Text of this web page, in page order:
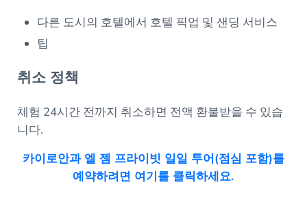
다른 도시의 호텔에서 호텔 픽업 및 샌딩 서비스
팁
취소 정책
체험 24시간 전까지 취소하면 전액 환불받을 수 있습
니다.
카이로안과 엘 젬 프라이빗 일일 투어(점심 포함)를
예약하려면 여기를 클릭하세요.